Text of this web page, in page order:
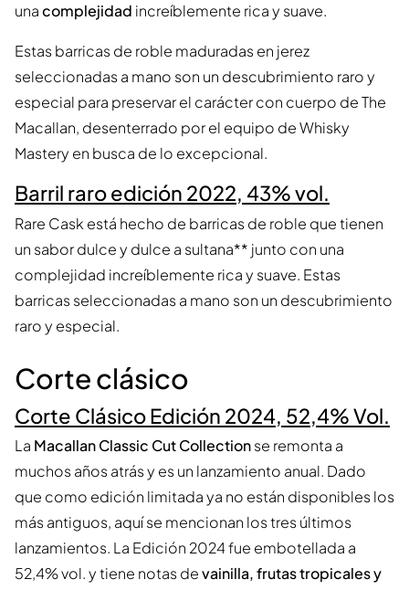
unacomplejidad increíblemente rica y suave.
Estas barricas de roble maduradas en jerez
seleccionadas a mano son un descubrimiento raro y
especial para preservar el carácter con cuerpo de The
Macallan, desenterrado por el equipo de Whisky
Mastery en busca de lo excepcional.
Barril raro edición 2022, 43% vol.
Rare Cask está hecho de barricas de roble que tienen
un sabor dulce y dulce a sultana** junto con una
complejidad increíblemente rica y suave. Estas
barricas seleccionadas a mano son un descubrimiento
raro y especial.
Corte clásico
Corte Clásico Edición 2024, 52,4% Vol.
La Macallan Classic Cut Collectionse remonta a
muchos años atrás y es un lanzamiento anual. Dado
que como edición limitada ya no están disponibles los
más antiguos, aquí se mencionan los tres últimos
lanzamientos. La Edición 2024 fue embotellada a
52,4% vol. y tiene notas devainilla, frutas tropicales y